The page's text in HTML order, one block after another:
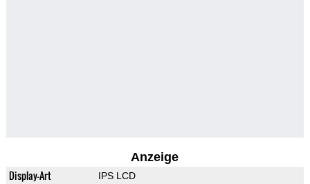
Anzeige
Display-Art IPS LCD